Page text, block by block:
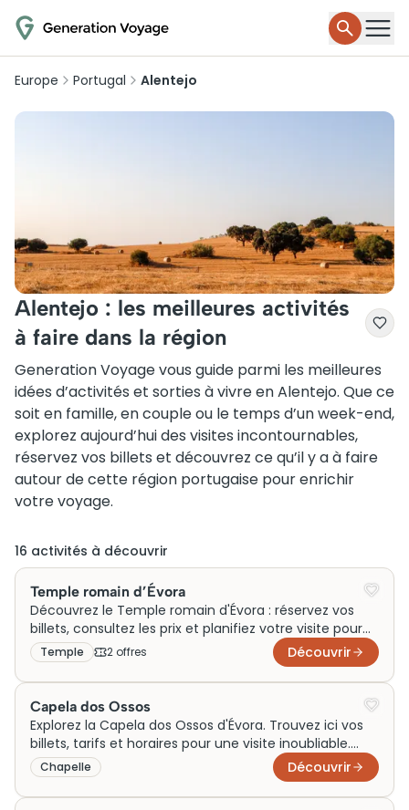
Europe Portugal Alentejo
Alentejo : les meilleures activités
à faire dans la région
Generation Voyage vous guide parmi les meilleures
idées d’activités et sorties à vivre en Alentejo. Que ce
soit en famille, en couple ou le temps d’un week-end,
explorez aujourd’hui des visites incontournables,
réservez vos billets et découvrez ce qu’il y a à faire
autour de cette région portugaise pour enrichir
votre voyage.
16 activités à découvrir
Temple romain d’Évora
Découvrez le Temple romain d'Évora : réservez vos
billets, consultez les prix et planifiez votre visite pour
une expérience mémorable.
Temple 2 offres Découvrir
Capela dos Ossos
Explorez la Capela dos Ossos d'Évora. Trouvez ici vos
billets, tarifs et horaires pour une visite inoubliable.
Réservez votre aventure dès maintenant !
Chapelle Découvrir